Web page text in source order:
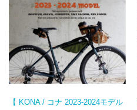
【 KONA / コナ 2023-2024モデル